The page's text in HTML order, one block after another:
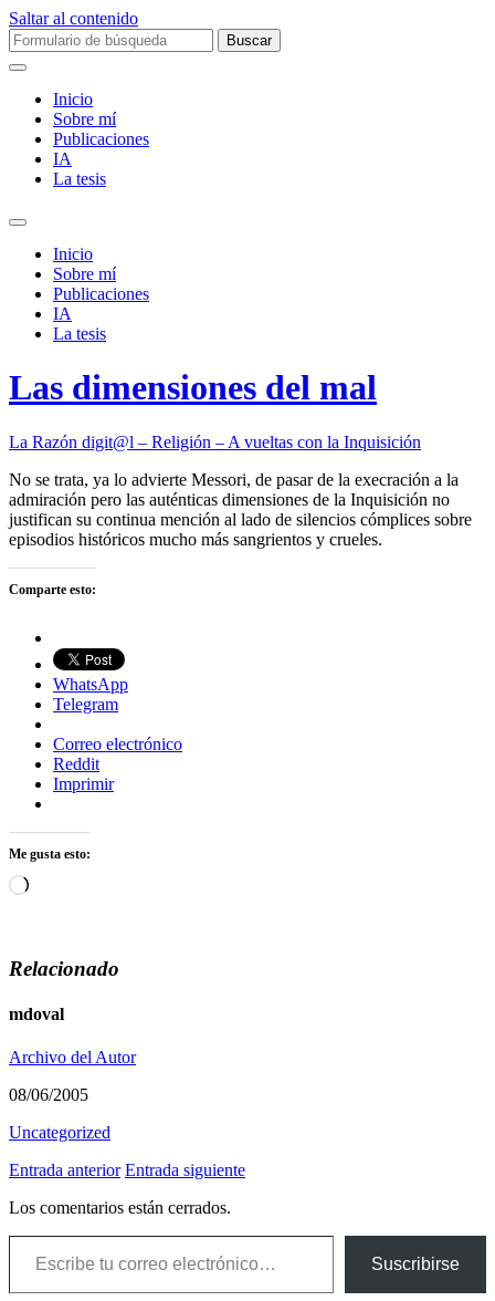
Saltar al contenido
Buscar:
Inicio
Sobre mí­
Publicaciones
IA
La tesis
Alternar
campo
búsqueda
Inicio
Sobre mí­
Publicaciones
IA
La tesis
Las dimensiones del mal
La Razón digit@l – Religión – A vueltas con la Inquisición
No se trata, ya lo advierte Messori, de pasar de la execración a la
admiración pero las auténticas dimensiones de la Inquisición no
justifican su continua mención al lado de silencios cómplices sobre
episodios históricos mucho más sangrientos y crueles.
Comparte esto:
WhatsApp
Telegram
Correo electrónico
Reddit
Imprimir
Me gusta esto:
Cargando...
Relacionado
mdoval
Archivo del Autor
08/06/2005
Uncategorized
Entrada anterior Entrada siguiente
Los comentarios están cerrados.
Escribe tu correo electrónico…
Suscribirse